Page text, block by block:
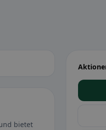
bietet